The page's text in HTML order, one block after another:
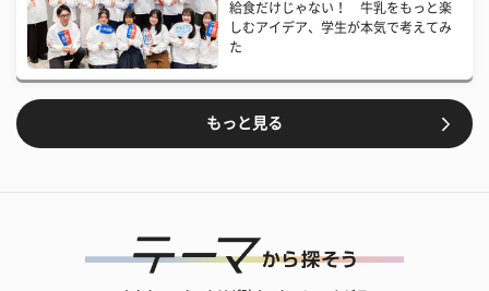
給食だけじゃない！ 牛乳をもっと楽
しむアイデア、学生が本気で考えてみ
た
もっと見る